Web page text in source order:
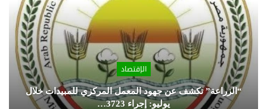
الإقتصاد
“الزراعة” تكشف عن جهود المعمل المركزي للمبيدات خلال
يوليو: إجراء 3723…